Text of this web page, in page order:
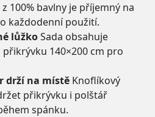
100% bavlny je příjemný na
každodenní použití.
lůžkoSada obsahuje
přikrývku 140×200 cm pro
drží na místě Knoflíkový
přikrývku i polštář
spánku.